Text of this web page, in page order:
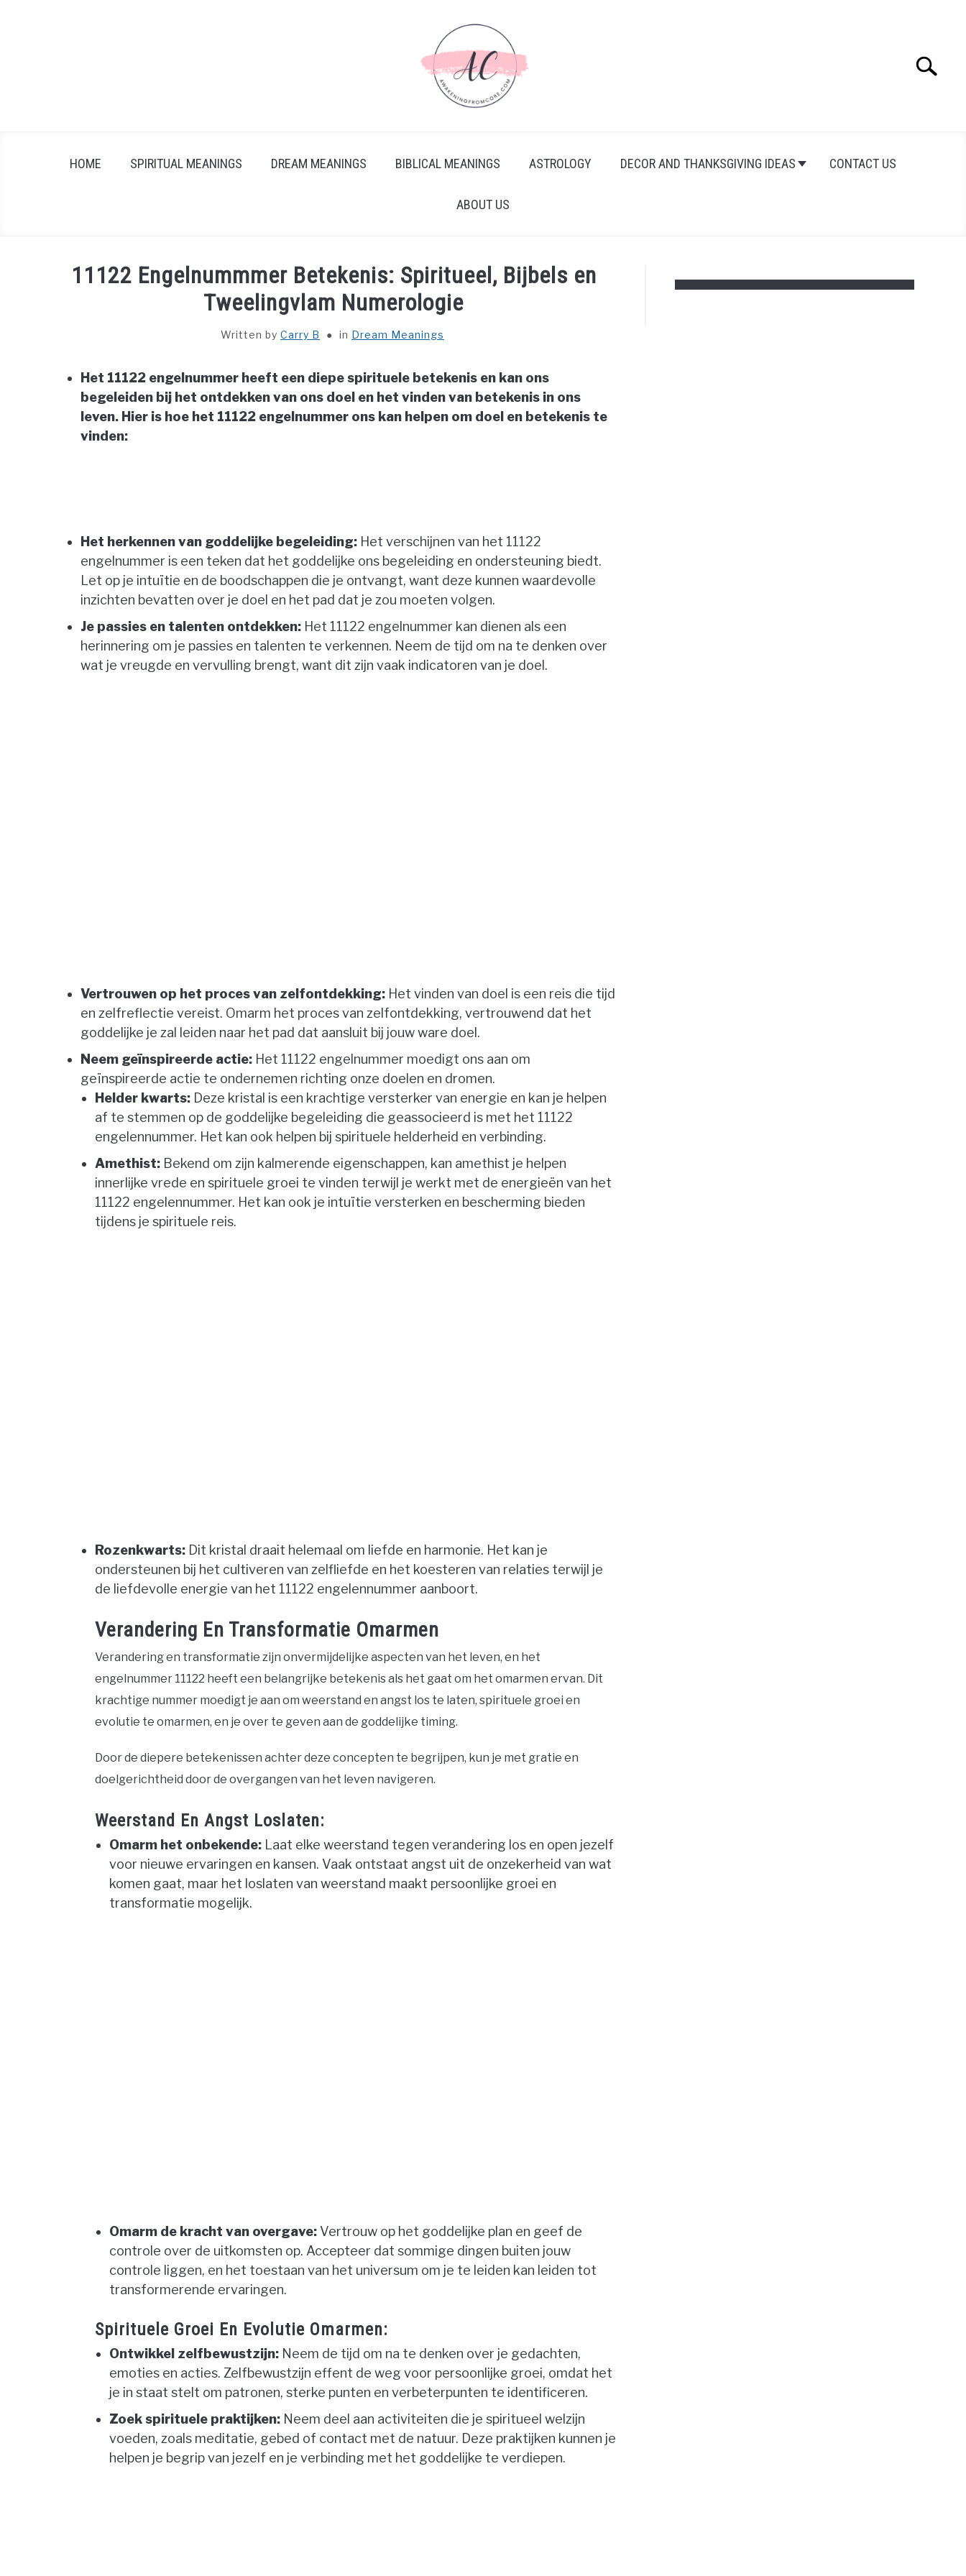
Search
HOME SPIRITUAL MEANINGS DREAM MEANINGS BIBLICAL MEANINGS ASTROLOGY DECOR AND THANKSGIVING IDEAS CONTACT US
ABOUT US
11122 Engelnummmer Betekenis: Spiritueel, Bijbels en
Tweelingvlam Numerologie
Written by Carry B in Dream Meanings
Het 11122 engelnummer heeft een diepe spirituele betekenis en kan ons
begeleiden bij het ontdekken van ons doel en het vinden van betekenis in ons
leven. Hier is hoe het 11122 engelnummer ons kan helpen om doel en betekenis te
vinden:
Het herkennen van goddelijke begeleiding: Het verschijnen van het 11122
engelnummer is een teken dat het goddelijke ons begeleiding en ondersteuning biedt.
Let op je intuïtie en de boodschappen die je ontvangt, want deze kunnen waardevolle
inzichten bevatten over je doel en het pad dat je zou moeten volgen.
Je passies en talenten ontdekken: Het 11122 engelnummer kan dienen als een
herinnering om je passies en talenten te verkennen. Neem de tijd om na te denken over
wat je vreugde en vervulling brengt, want dit zijn vaak indicatoren van je doel.
Vertrouwen op het proces van zelfontdekking: Het vinden van doel is een reis die tijd
en zelfreflectie vereist. Omarm het proces van zelfontdekking, vertrouwend dat het
goddelijke je zal leiden naar het pad dat aansluit bij jouw ware doel.
Neem geïnspireerde actie: Het 11122 engelnummer moedigt ons aan om
geïnspireerde actie te ondernemen richting onze doelen en dromen.
Helder kwarts: Deze kristal is een krachtige versterker van energie en kan je helpen
af te stemmen op de goddelijke begeleiding die geassocieerd is met het 11122
engelennummer. Het kan ook helpen bij spirituele helderheid en verbinding.
Amethist: Bekend om zijn kalmerende eigenschappen, kan amethist je helpen
innerlijke vrede en spirituele groei te vinden terwijl je werkt met de energieën van het
11122 engelennummer. Het kan ook je intuïtie versterken en bescherming bieden
tijdens je spirituele reis.
Rozenkwarts: Dit kristal draait helemaal om liefde en harmonie. Het kan je
ondersteunen bij het cultiveren van zelfliefde en het koesteren van relaties terwijl je
de liefdevolle energie van het 11122 engelennummer aanboort.
Verandering En Transformatie Omarmen
Verandering en transformatie zijn onvermijdelijke aspecten van het leven, en het
engelnummer 11122 heeft een belangrijke betekenis als het gaat om het omarmen ervan. Dit
krachtige nummer moedigt je aan om weerstand en angst los te laten, spirituele groei en
evolutie te omarmen, en je over te geven aan de goddelijke timing.
Door de diepere betekenissen achter deze concepten te begrijpen, kun je met gratie en
doelgerichtheid door de overgangen van het leven navigeren.
Weerstand En Angst Loslaten:
Omarm het onbekende: Laat elke weerstand tegen verandering los en open jezelf
voor nieuwe ervaringen en kansen. Vaak ontstaat angst uit de onzekerheid van wat
komen gaat, maar het loslaten van weerstand maakt persoonlijke groei en
transformatie mogelijk.
Omarm de kracht van overgave: Vertrouw op het goddelijke plan en geef de
controle over de uitkomsten op. Accepteer dat sommige dingen buiten jouw
controle liggen, en het toestaan van het universum om je te leiden kan leiden tot
transformerende ervaringen.
Spirituele Groei En Evolutie Omarmen:
Ontwikkel zelfbewustzijn: Neem de tijd om na te denken over je gedachten,
emoties en acties. Zelfbewustzijn effent de weg voor persoonlijke groei, omdat het
je in staat stelt om patronen, sterke punten en verbeterpunten te identificeren.
Zoek spirituele praktijken: Neem deel aan activiteiten die je spiritueel welzijn
voeden, zoals meditatie, gebed of contact met de natuur. Deze praktijken kunnen je
helpen je begrip van jezelf en je verbinding met het goddelijke te verdiepen.